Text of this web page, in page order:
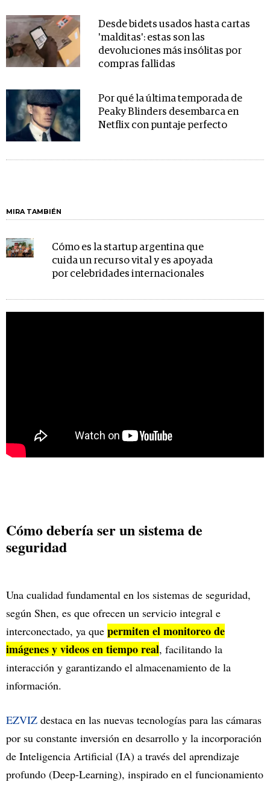
Desde bidets usados hasta cartas
'malditas': estas son las
devoluciones más insólitas por
compras fallidas
Por qué la última temporada de
Peaky Blinders desembarca en
Netflix con puntaje perfecto
MIRA TAMBIÉN
Cómo es la startup argentina que
cuida un recurso vital y es apoyada
por celebridades internacionales
Cómo debería ser un sistema de
seguridad
Una cualidad fundamental en los sistemas de seguridad,
según Shen, es que ofrecen un servicio integral e
interconectado, ya que permiten el monitoreo de
imágenes y videos en tiempo real, facilitando la
interacción y garantizando el almacenamiento de la
información.
EZVIZ destaca en las nuevas tecnologías para las cámaras
por su constante inversión en desarrollo y la incorporación
de Inteligencia Artificial (IA) a través del aprendizaje
profundo (Deep-Learning), inspirado en el funcionamiento